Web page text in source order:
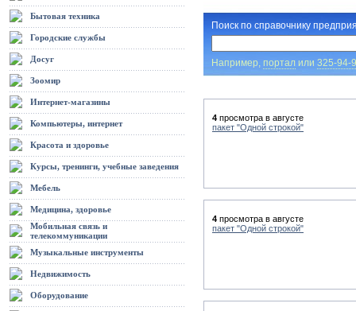
Бытовая техника
Городские службы
Досуг
Зоомир
Интернет-магазины
Компьютеры, интернет
Красота и здоровье
Курсы, тренинги, учебные заведения
Мебель
Медицина, здоровье
Мобильная связь и
телекоммуникации
Музыкальные инструменты
Недвижимость
Оборудование
Поиск по справочнику
Например, порталили 325-94-
4 просмотра в августе
пакет "Одной строкой"
4 просмотра в августе
пакет "Одной строкой"